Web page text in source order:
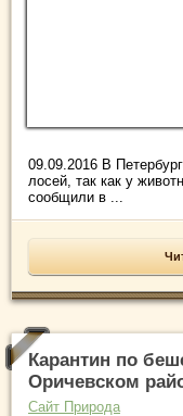
09.09.2016 В
лосей, так как у
сообщили в ...
Карантин по
Оричевском
Сайт Природа